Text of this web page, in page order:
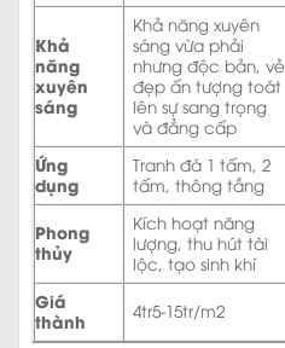
Khả
năng
xuyên
sáng
Khả năng xuyên
sáng vừa phải
nhưng độc bản, vẻ
đẹp ấn tượng toát
lên sự sang trọng
và đẳng cấp
Ứng
dụng
Tranh đá 1 tấm, 2
tấm, thông tầng
Phong
thủy
Kích hoạt năng
lượng, thu hút tài
lộc, tạo sinh khí
Giá
thành
4tr5-15tr/m2